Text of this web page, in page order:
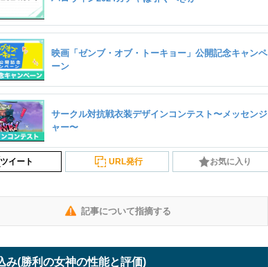
映画「ゼンブ・オブ・トーキョー」公開記念キャンペ
ーン
サークル対抗戦衣装デザインコンテスト〜メッセンジ
ャー〜
ツイート URL発行 お気に入り
記事について指摘する
み(勝利の女神の性能と評価)